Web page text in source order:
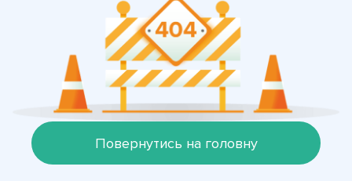
Повернутись на головну